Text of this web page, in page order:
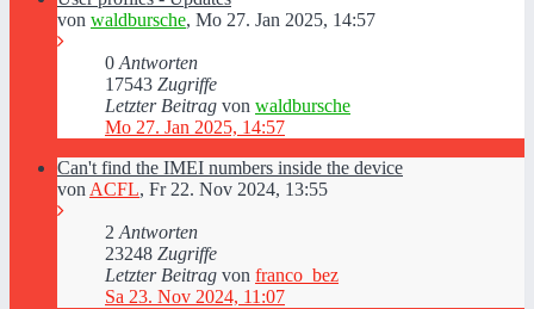
von waldbursche, Mo 27. Jan 2025, 14:57
0 Antworten
17543 Zugriffe
Letzter Beitrag von waldbursche
Mo 27. Jan 2025, 14:57
Can't find the IMEI numbers inside the device
von ACFL, Fr 22. Nov 2024, 13:55
2 Antworten
23248 Zugriffe
Letzter Beitrag von franco_bez
Sa 23. Nov 2024, 11:07